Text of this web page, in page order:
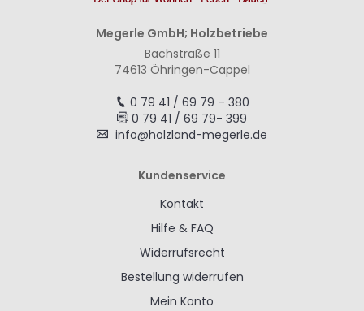
Megerle GmbH; Holzbetriebe
Bachstraße 11
74613 Öhringen-Cappel
0 79 41 / 69 79 – 380
0 79 41 / 69 79- 399
info@holzland-megerle.de
Kundenservice
Kontakt
Hilfe & FAQ
Widerrufsrecht
Bestellung widerrufen
Mein Konto